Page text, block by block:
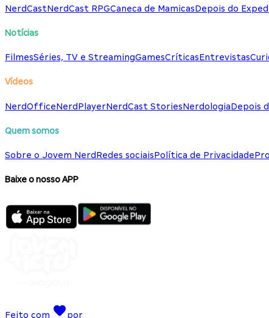
NerdCastNerdCast RPGCaneca de MamicasDepois do
Notícias
FilmesSéries, TV e StreamingGamesCríticasEntrevistas
Vídeos
NerdOfficeNerdPlayerNerdCast StoriesNerdologiaDepois
Quem somos
Sobre o Jovem NerdRedes sociaisPolítica de Privacidade
Baixe o nosso APP
Feito com por